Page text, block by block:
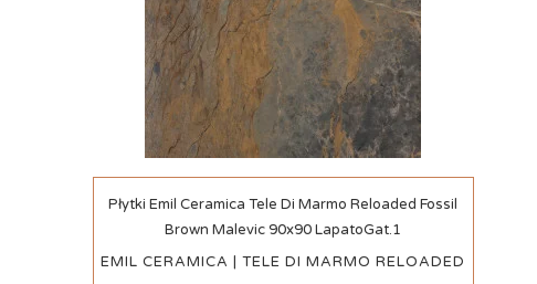
Płytki Emil Ceramica Tele Di Marmo Reloaded Fossil
Brown Malevic 90x90 LapatoGat.1
EMIL CERAMICA | TELE DI MARMO RELOADED
Szybki podgląd